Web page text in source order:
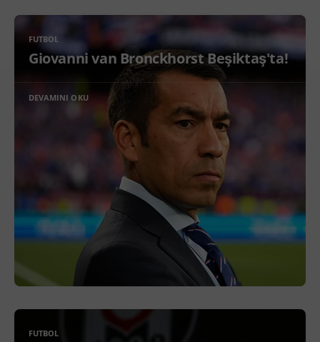
FUTBOL
Giovanni van Bronckhorst Beşiktaş'ta!
DEVAMINI OKU
FUTBOL